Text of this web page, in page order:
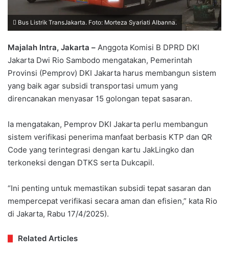
Bus Listrik TransJakarta. Foto: Morteza Syariati Albanna.
Majalah Intra, Jakarta – Anggota Komisi B DPRD DKI
Jakarta Dwi Rio Sambodo mengatakan, Pemerintah
Provinsi (Pemprov) DKI Jakarta harus membangun sistem
yang baik agar subsidi transportasi umum yang
direncanakan menyasar 15 golongan tepat sasaran.
Ia mengatakan, Pemprov DKI Jakarta perlu membangun
sistem verifikasi penerima manfaat berbasis KTP dan QR
Code yang terintegrasi dengan kartu JakLingko dan
terkoneksi dengan DTKS serta Dukcapil.
“Ini penting untuk memastikan subsidi tepat sasaran dan
mempercepat verifikasi secara aman dan efisien,” kata Rio
di Jakarta, Rabu 17/4/2025).
Related Articles